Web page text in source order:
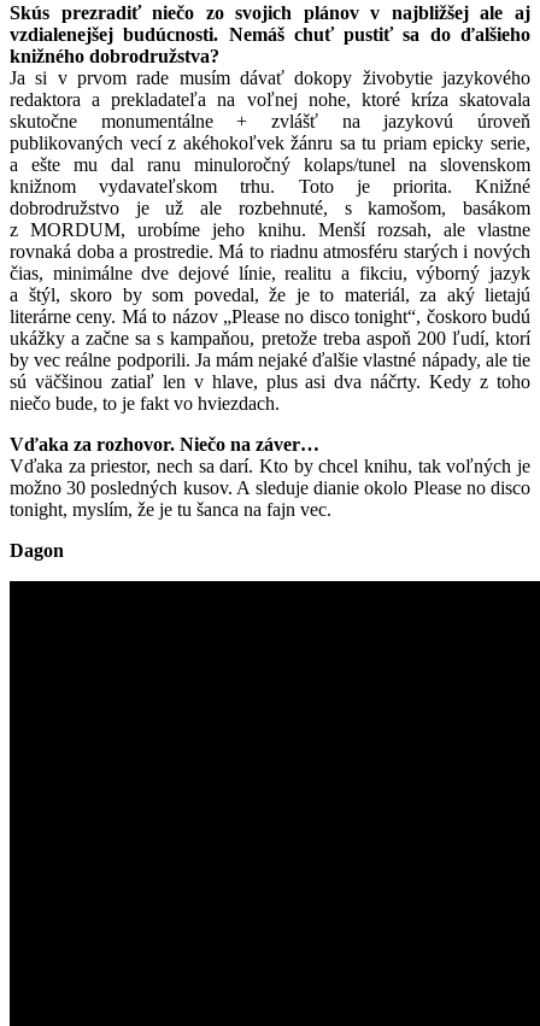
Skús prezradiť niečo zo svojich plánov v najbližšej ale aj
vzdialenejšej budúcnosti. Nemáš chuť pustiť sa do ďalšieho
knižného dobrodružstva?
Ja si v prvom rade musím dávať dokopy živobytie jazykového
redaktora a prekladateľa na voľnej nohe, ktoré kríza skatovala
skutočne monumentálne + zvlášť na jazykovú úroveň
publikovaných vecí z akéhokoľvek žánru sa tu priam epicky serie,
a ešte mu dal ranu minuloročný kolaps/tunel na slovenskom
knižnom vydavateľskom trhu. Toto je priorita. Knižné
dobrodružstvo je už ale rozbehnuté, s kamošom, basákom
z MORDUM, urobíme jeho knihu. Menší rozsah, ale vlastne
rovnaká doba a prostredie. Má to riadnu atmosféru starých i nových
čias, minimálne dve dejové línie, realitu a fikciu, výborný jazyk
a štýl, skoro by som povedal, že je to materiál, za aký lietajú
literárne ceny. Má to názov „Please no disco tonight“, čoskoro budú
ukážky a začne sa s kampaňou, pretože treba aspoň 200 ľudí, ktorí
by vec reálne podporili. Ja mám nejaké ďalšie vlastné nápady, ale tie
sú väčšinou zatiaľ len v hlave, plus asi dva náčrty. Kedy z toho
niečo bude, to je fakt vo hviezdach.
Vďaka za rozhovor. Niečo na záver…
Vďaka za priestor, nech sa darí. Kto by chcel knihu, tak voľných je
možno 30 posledných kusov. A sleduje dianie okolo Please no disco
tonight, myslím, že je tu šanca na fajn vec.
Dagon